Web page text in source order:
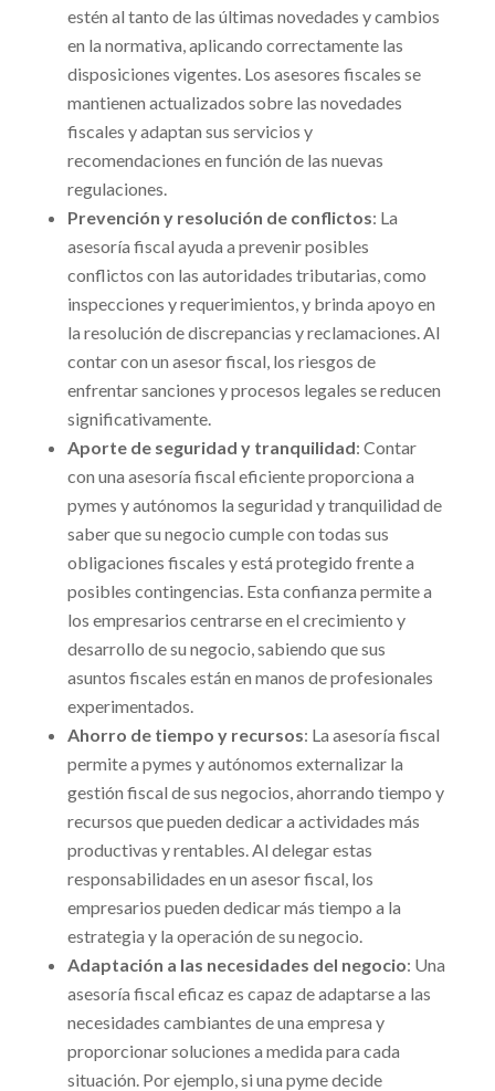
estén al tanto de las últimas novedades y cambios
en la normativa, aplicando correctamente las
disposiciones vigentes. Los asesores fiscales se
mantienen actualizados sobre las novedades
fiscales y adaptan sus servicios y
recomendaciones en función de las nuevas
regulaciones.
Prevención y resolución de conflictos: La
asesoría fiscal ayuda a prevenir posibles
conflictos con las autoridades tributarias, como
inspecciones y requerimientos, y brinda apoyo en
la resolución de discrepancias y reclamaciones. Al
contar con un asesor fiscal, los riesgos de
enfrentar sanciones y procesos legales se reducen
significativamente.
Aporte de seguridad y tranquilidad: Contar
con una asesoría fiscal eficiente proporciona a
pymes y autónomos la seguridad y tranquilidad de
saber que su negocio cumple con todas sus
obligaciones fiscales y está protegido frente a
posibles contingencias. Esta confianza permite a
los empresarios centrarse en el crecimiento y
desarrollo de su negocio, sabiendo que sus
asuntos fiscales están en manos de profesionales
experimentados.
Ahorro de tiempo y recursos: La asesoría fiscal
permite a pymes y autónomos externalizar la
gestión fiscal de sus negocios, ahorrando tiempo y
recursos que pueden dedicar a actividades más
productivas y rentables. Al delegar estas
responsabilidades en un asesor fiscal, los
empresarios pueden dedicar más tiempo a la
estrategia y la operación de su negocio.
Adaptación a las necesidades del negocio: Una
asesoría fiscal eficaz es capaz de adaptarse a las
necesidades cambiantes de una empresa y
proporcionar soluciones a medida para cada
situación. Por ejemplo, si una pyme decide